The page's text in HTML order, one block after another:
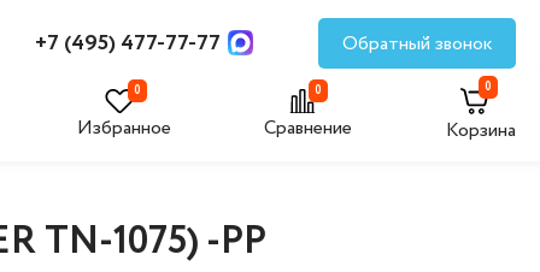
+7 (495) 477-77-77 Обратный звонок
0
Избранное
0
Сравнение
0
Корзина
TN-1075) -PP